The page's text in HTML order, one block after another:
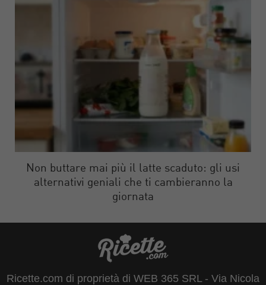
Non buttare mai più il latte scaduto: gli usi
alternativi geniali che ti cambieranno la
giornata
Ricette.com di proprietà di WEB 365 SRL - Via Nicola